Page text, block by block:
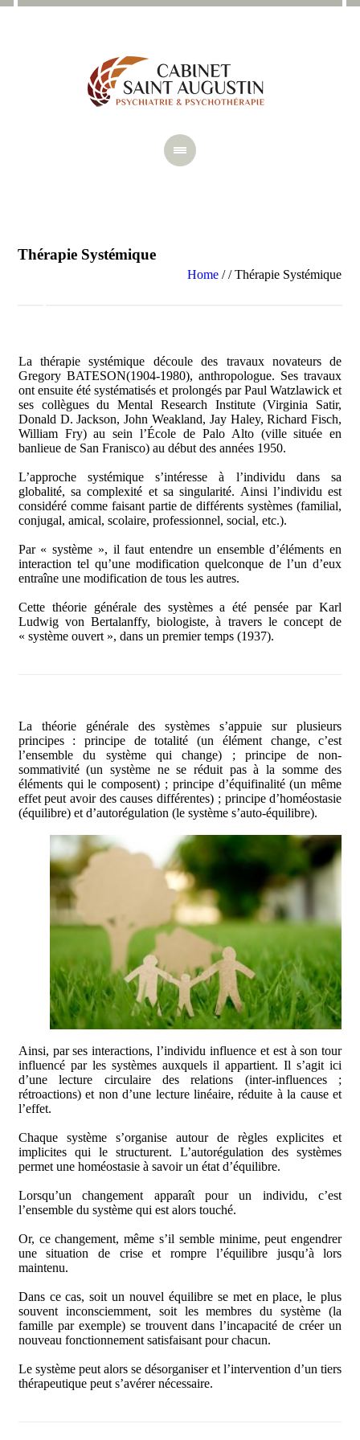
Thérapie Systémique
Home //Thérapie Systémique
La thérapie systémique découle des travaux novateurs de
Gregory BATESON(1904-1980), anthropologue. Ses travaux
ont ensuite été systématisés et prolongés par Paul Watzlawick et
ses collègues du Mental Research Institute (Virginia Satir,
Donald D. Jackson, John Weakland, Jay Haley, Richard Fisch,
William Fry) au sein l’École de Palo Alto (ville située en
banlieue de San Franisco) au début des années 1950.
L’approche systémique s’intéresse à l’individu dans sa
globalité, sa complexité et sa singularité. Ainsi l’individu est
considéré comme faisant partie de différents systèmes (familial,
conjugal, amical, scolaire, professionnel, social, etc.).
Par « système », il faut entendre un ensemble d’éléments en
interaction tel qu’une modification quelconque de l’un d’eux
entraîne une modification de tous les autres.
Cette théorie générale des systèmes a été pensée par Karl
Ludwig von Bertalanffy, biologiste, à travers le concept de
« système ouvert », dans un premier temps (1937).
La théorie générale des systèmes s’appuie sur plusieurs
principes : principe de totalité (un élément change, c’est
l’ensemble du système qui change) ; principe de non-
sommativité (un système ne se réduit pas à la somme des
éléments qui le composent) ; principe d’équifinalité (un même
effet peut avoir des causes différentes) ; principe d’homéostasie
(équilibre) et d’autorégulation (le système s’auto-équilibre).
Ainsi, par ses interactions, l’individu influence et est à son tour
influencé par les systèmes auxquels il appartient. Il s’agit ici
d’une lecture circulaire des relations (inter-influences ;
rétroactions) et non d’une lecture linéaire, réduite à la cause et
l’effet.
Chaque système s’organise autour de règles explicites et
implicites qui le structurent. L’autorégulation des systèmes
permet une homéostasie à savoir un état d’équilibre.
Lorsqu’un changement apparaît pour un individu, c’est
l’ensemble du système qui est alors touché.
Or, ce changement, même s’il semble minime, peut engendrer
une situation de crise et rompre l’équilibre jusqu’à lors
maintenu.
Dans ce cas, soit un nouvel équilibre se met en place, le plus
souvent inconsciemment, soit les membres du système (la
famille par exemple) se trouvent dans l’incapacité de créer un
nouveau fonctionnement satisfaisant pour chacun.
Le système peut alors se désorganiser et l’intervention d’un tiers
thérapeutique peut s’avérer nécessaire.